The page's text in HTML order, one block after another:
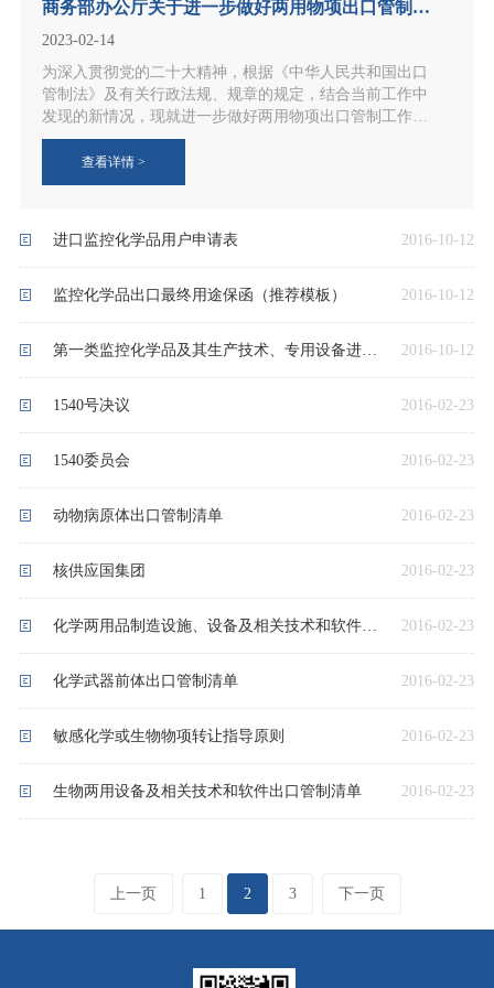
商务部办公厅关于进一步做好两用物项出口管制工作的通知
2023-02-14
为深入贯彻党的二十大精神，根据《中华人民共和国出口
管制法》及有关行政法规、规章的规定，结合当前工作中
发现的新情况，现就进一步做好两用物项出口管制工作通
知如下：
查看详情 >
2016-10-12
进口监控化学品用户申请表
2016-10-12
监控化学品出口最终用途保函（推荐模板）
2016-10-12
第一类监控化学品及其生产技术、专用设备进出口审核以及第二、三类监控化学品及其生产技术、专用设备进出口审批 办事指南
2016-02-23
1540号决议
2016-02-23
1540委员会
2016-02-23
动物病原体出口管制清单
2016-02-23
核供应国集团
2016-02-23
化学两用品制造设施、设备及相关技术和软件出口管制清单
2016-02-23
化学武器前体出口管制清单
2016-02-23
敏感化学或生物物项转让指导原则
2016-02-23
生物两用设备及相关技术和软件出口管制清单
上一页 1 2 3 下一页